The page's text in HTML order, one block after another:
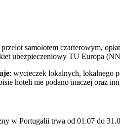
przelot samolotem czarterowym,
ubezpieczeniowy TU Europa
: wycieczek lokalnych, lokalnego
hoteli nie podano inaczej oraz
w Portugalii trwa od 01.07 do